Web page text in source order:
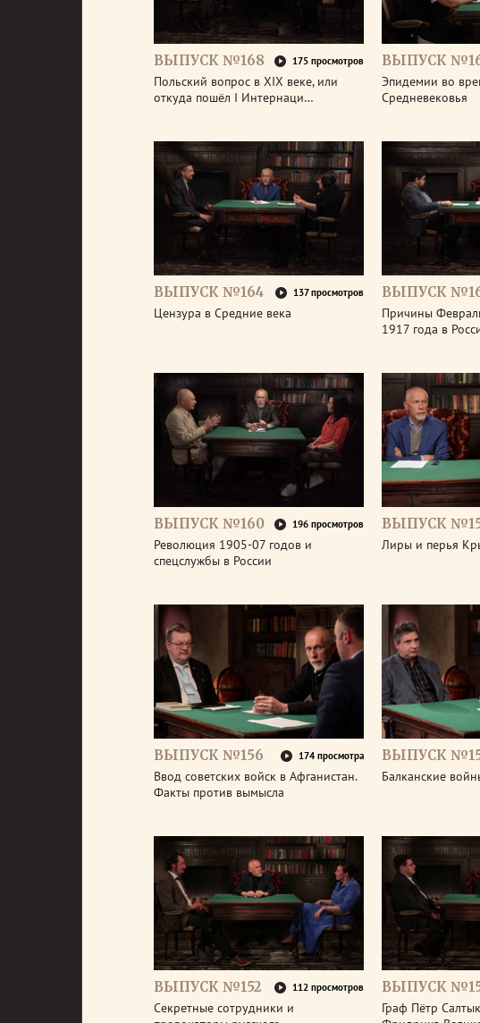
ВЫПУСК №168 175 просмотров
Польский вопрос в XIX веке, или
откуда пошёл I Интернаци…
ВЫПУСК
Эпидемии во
Средневековья
ВЫПУСК №164 137 просмотров
Цензура в Средние века
ВЫПУСК
Причины
1917 года в
ВЫПУСК №160 196 просмотров
Революция 1905-07 годов и
спецслужбы в России
ВЫПУСК
Лиры и перья
ВЫПУСК №156 174 просмотра
Ввод советских войск в Афганистан.
Факты против вымысла
ВЫПУСК
Балканские
ВЫПУСК №152 112 просмотров
Секретные сотрудники и
ВЫПУСК
Граф Пётр